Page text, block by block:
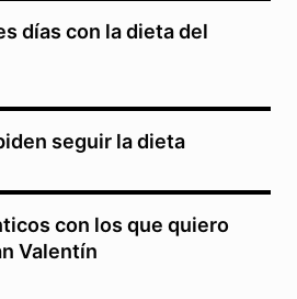
días con la dieta del
seguir la dieta
con los que quiero
Valentín